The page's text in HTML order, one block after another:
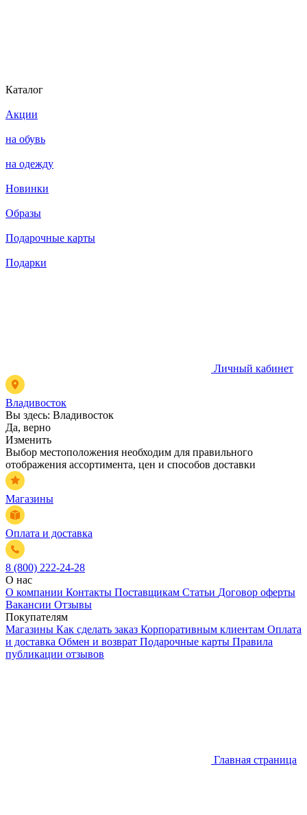
Каталог
Акции
на обувь
на одежду
Новинки
Образы
Подарочные карты
Подарки
Личный кабинет
Владивосток
Вы здесь: Владивосток
Да, верно
Изменить
Выбор местоположения необходим для правильного
отображения ассортимента, цен и способов доставки
Магазины
Оплата и доставка
8 (800) 222-24-28
О нас
О компании Контакты Поставщикам Статьи Договор оферты
Вакансии Отзывы
Покупателям
Магазины Как сделать заказ Корпоративным клиентам Оплата
и доставка Обмен и возврат Подарочные карты Правила
публикации отзывов
Главная страница